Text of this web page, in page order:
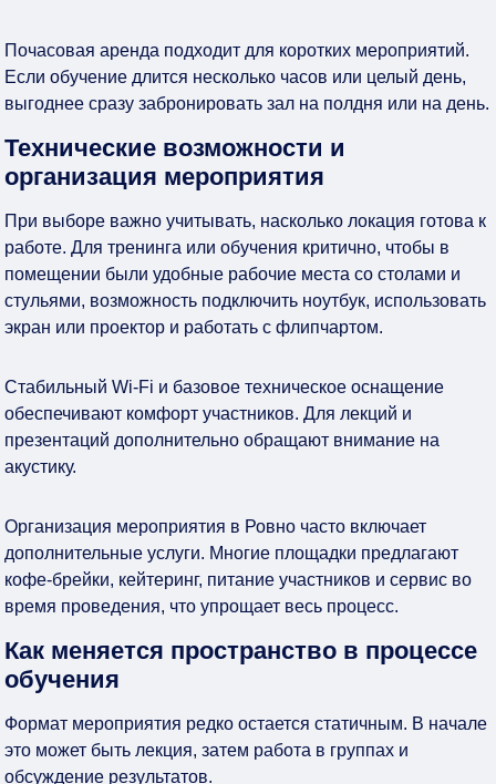
Почасовая аренда подходит для коротких мероприятий.
Если обучение длится несколько часов или целый день,
выгоднее сразу забронировать зал на полдня или на день.
Технические возможности и
организация мероприятия
При выборе важно учитывать, насколько локация готова к
работе. Для тренинга или обучения критично, чтобы в
помещении были удобные рабочие места со столами и
стульями, возможность подключить ноутбук, использовать
экран или проектор и работать с флипчартом.
Стабильный Wi-Fi и базовое техническое оснащение
обеспечивают комфорт участников. Для лекций и
презентаций дополнительно обращают внимание на
акустику.
Организация мероприятия в Ровно часто включает
дополнительные услуги. Многие площадки предлагают
кофе-брейки, кейтеринг, питание участников и сервис во
время проведения, что упрощает весь процесс.
Как меняется пространство в процессе
обучения
Формат мероприятия редко остается статичным. В начале
это может быть лекция, затем работа в группах и
обсуждение результатов.